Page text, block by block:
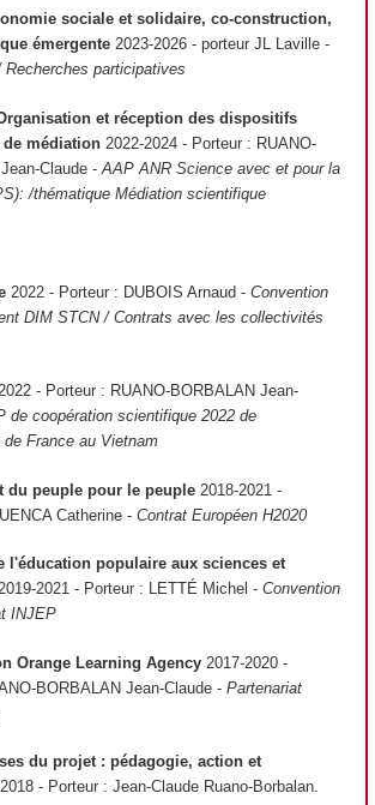
sociale et solidaire, co-construction,
émergente2023-2026 - porteur JL Laville -
participatives
et réception des dispositifs
médiation2022-2024 - Porteur : RUANO-
Claude - AAP ANR Science avec et pour la
/thématique Médiation scientifique
2022 - Porteur : DUBOIS Arnaud - Convention
DIM STCN / Contrats avec les collectivités
- Porteur : RUANO-BORBALAN Jean-
de coopération scientifique 2022 de
France au Vietnam
du peuple pour le peuple2018-2021 -
Catherine - Contrat Européen H2020
l'éducation populaire aux sciences et
2021 - Porteur : LETTÉ Michel - Convention
INJEP
Orange Learning Agency2017-2020 -
BORBALAN Jean-Claude - Partenariat
du projet : pédagogie, action et
- Porteur : Jean-Claude Ruano-Borbalan.